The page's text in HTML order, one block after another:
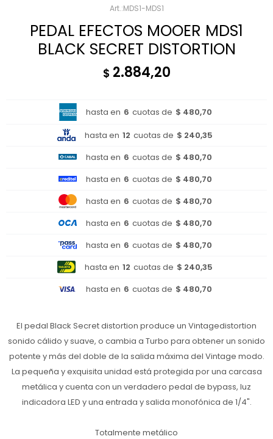
MDS1-MDS1
PEDAL EFECTOS MOOER MDS1
BLACK SECRET DISTORTION
$ 2.884,20
hasta en 6 cuotas de $ 480,70
hasta en 12 cuotas de $ 240,35
hasta en 6 cuotas de $ 480,70
hasta en 6 cuotas de $ 480,70
hasta en 6 cuotas de $ 480,70
hasta en 6 cuotas de $ 480,70
hasta en 6 cuotas de $ 480,70
hasta en 12 cuotas de $ 240,35
hasta en 6 cuotas de $ 480,70
El pedal Black Secret distortion produce un Vintagedistortion
sonido cálido y suave, o cambia a Turbo para obtener un sonido
potente y más del doble de la salida máxima del Vintage modo.
La pequeña y exquisita unidad está protegida por una carcasa
metálica y cuenta con un verdadero pedal de bypass, luz
indicadora LED y una entrada y salida monofónica de 1/4".
Totalmente metálico